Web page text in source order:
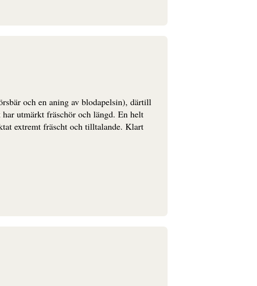
och en aning av blodapelsin), därtill
utmärkt fräschör och längd. En helt
extremt fräscht och tilltalande. Klart